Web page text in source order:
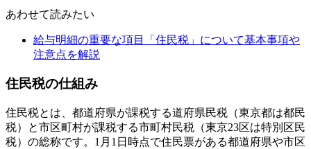
あわせて読みたい
給与明細の重要な項目「住民税」について基本事項や
注意点を解説
住民税の仕組み
住民税とは、都道府県が課税する道府県民税（東京都は都民
税）と市区町村が課税する市町村民税（東京23区は特別区民
税）の総称です。1月1日時点で住民票がある都道府県や市区